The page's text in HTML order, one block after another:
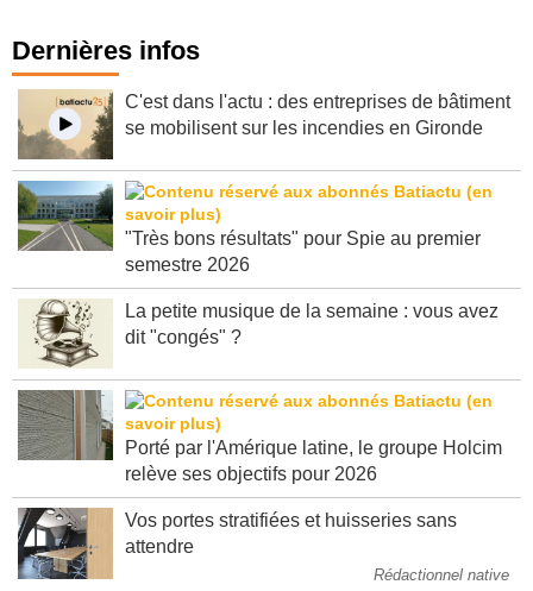
Dernières infos
C'est dans l'actu : des entreprises de bâtiment
se mobilisent sur les incendies en Gironde
"Très bons résultats" pour Spie au premier
semestre 2026
La petite musique de la semaine : vous avez
dit "congés" ?
Porté par l'Amérique latine, le groupe Holcim
relève ses objectifs pour 2026
Vos portes stratifiées et huisseries sans
attendre
Rédactionnel native